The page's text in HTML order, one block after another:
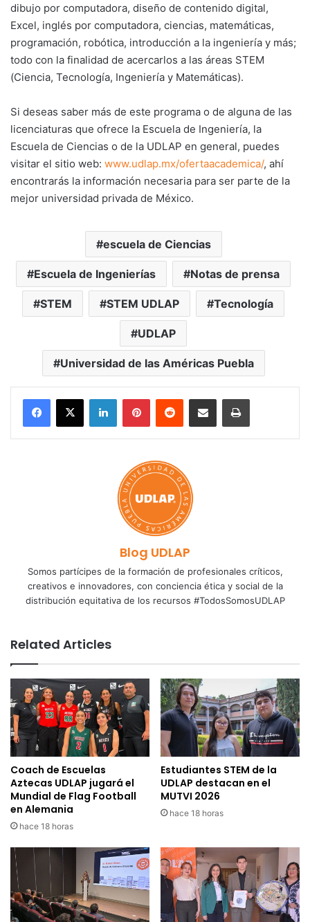
dibujo por computadora, diseño de contenido digital,
Excel, inglés por computadora, ciencias, matemáticas,
programación, robótica, introducción a la ingeniería y más;
todo con la finalidad de acercarlos a las áreas STEM
(Ciencia, Tecnología, Ingeniería y Matemáticas).
Si deseas saber más de este programa o de alguna de las
licenciaturas que ofrece la Escuela de Ingeniería, la
Escuela de Ciencias o de la UDLAP en general, puedes
visitar el sitio web: www.udlap.mx/ofertaacademica/, ahí
encontrarás la información necesaria para ser parte de la
mejor universidad privada de México.
escuela de Ciencias
Escuela de Ingenierías Notas de prensa
STEM STEM UDLAP Tecnología
UDLAP
Universidad de las Américas Puebla
LinkedInPinterestReddit Share via Email Print
Blog UDLAP
Somos partícipes de la formación de profesionales críticos,
creativos e innovadores, con conciencia ética y social de la
distribución equitativa de los recursos #TodosSomosUDLAP
Related Articles
Coach de Escuelas
Aztecas UDLAP jugará el
Mundial de Flag Football
en Alemania
hace 18 horas
Estudiantes STEM de la
UDLAP destacan en el
MUTVI 2026
hace 18 horas